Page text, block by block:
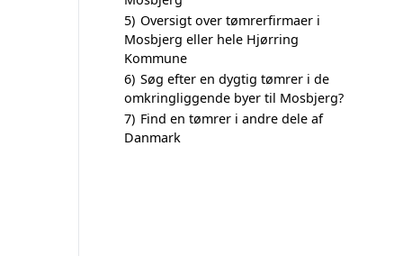
5) Oversigt over tømrerfirmaer i
Mosbjerg eller hele Hjørring
Kommune
6) Søg efter en dygtig tømrer i de
omkringliggende byer til Mosbjerg?
7) Find en tømrer i andre dele af
Danmark